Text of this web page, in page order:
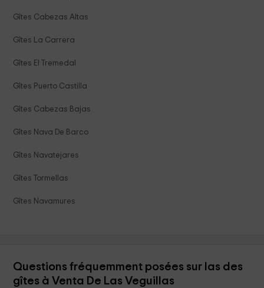
Gîtes Cabezas Altas
Gîtes La Carrera
Gîtes El Tremedal
Gîtes Puerto Castilla
Gîtes Cabezas Bajas
Gîtes Nava De Barco
Gîtes Navatejares
Gîtes Tormellas
Gîtes Navamures
Questions fréquemment posées sur las des
gîtes à Venta De Las Veguillas